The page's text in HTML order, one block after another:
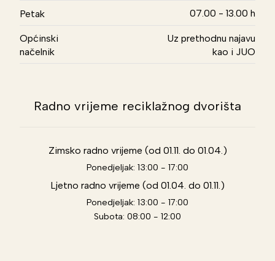
Petak 07.00 - 13.00 h
Općinski
načelnik
Uz prethodnu najavu
kao i JUO
Radno vrijeme reciklažnog dvorišta
Zimsko radno vrijeme (od 01.11. do 01.04.)
Ponedjeljak: 13:00 - 17:00
Ljetno radno vrijeme (od 01.04. do 01.11.)
Ponedjeljak: 13:00 - 17:00
Subota: 08:00 - 12:00